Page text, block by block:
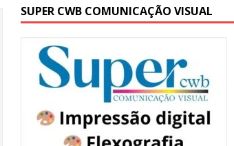
SUPER CWB COMUNICAÇÃO VISUAL